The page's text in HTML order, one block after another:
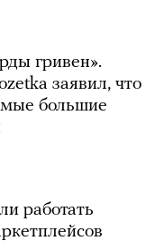
гривен».
заявил, что
большие
работать